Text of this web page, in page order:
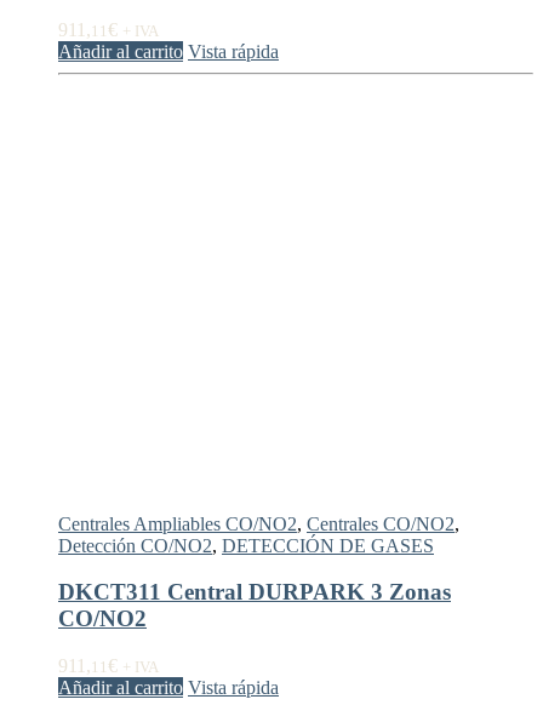
911, 11 € + IVA
Añadir al carrito Vista rápida
Centrales Ampliables CO/NO2, Centrales CO/NO2,
Detección CO/NO2, DETECCIÓN DE GASES
DKCT311 Central DURPARK 3 Zonas
CO/NO2
911, 11 € + IVA
Añadir al carrito Vista rápida